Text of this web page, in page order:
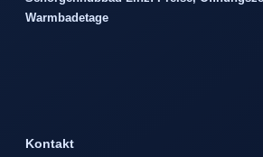
Warmbadetage
Kontakt